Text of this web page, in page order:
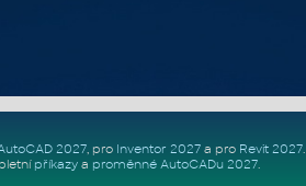
2027, pro Inventor 2027a pro Revit 2027.
příkazya proměnné AutoCADu 2027.